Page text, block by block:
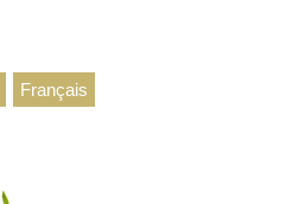
Français